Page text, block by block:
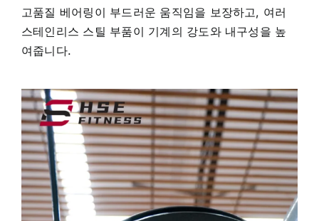
고품질 베어링이 부드러운 움직임을 보장하고, 여러
스테인리스 스틸 부품이 기계의 강도와 내구성을 높
여줍니다.